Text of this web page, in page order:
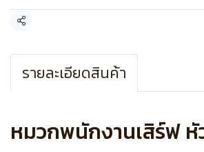
แชร์
รายละเอียดสินค้า
หมวกพนักงานเสิร์ฟ หั